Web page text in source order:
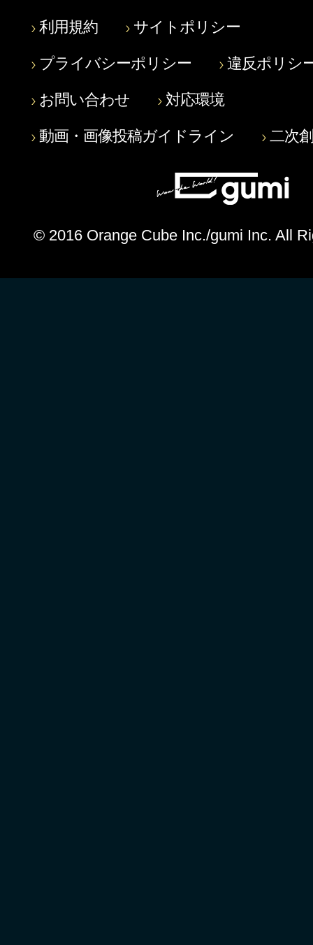
利用規約 サイトポリシー
プライバシーポリシー 違反ポリシ
お問い合わせ 対応環境
動画・画像投稿ガイドライン 二次
© 2016 Orange Cube Inc./gumi Inc. All